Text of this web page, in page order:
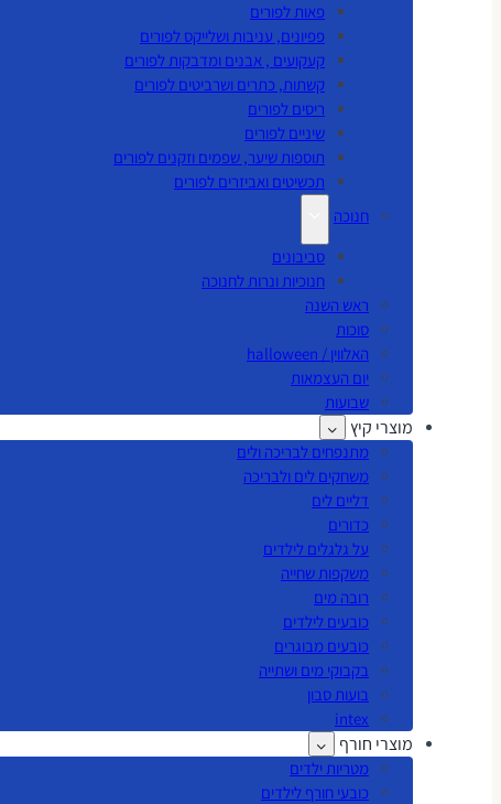
פאות לפורים
פפיונים, עניבות ושלייקס לפורים
קעקועים , אבנים ומדבקות לפורים
קשתות, כתרים ושרביטים לפורים
ריסים לפורים
שיניים לפורים
תוספות שיער, שפמים וזקנים לפורים
תכשיטים ואביזרים לפורים
חנוכה
סביבונים
חנוכיות ונרות לחנוכה
ראש השנה
סוכות
האלווין / halloween
יום העצמאות
שבועות
מוצרי קיץ
מתנפחים לבריכה ולים
משחקים לים ולבריכה
דליים לים
כדורים
על גלגלים לילדים
משקפות שחייה
רובה מים
כובעים לילדים
כובעים מבוגרים
בקבוקי מים ושתייה
בועות סבון
intex
מוצרי חורף
מטריות ילדים
כובעי חורף לילדים